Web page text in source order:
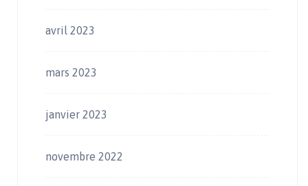
avril 2023
mars 2023
janvier 2023
novembre 2022